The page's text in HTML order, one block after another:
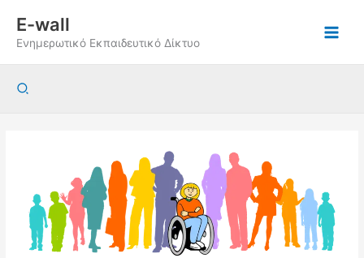
περιεχόμενο
E-wall
Ενημερωτικό Εκπαιδευτικό Δίκτυο
Αναζήτηση